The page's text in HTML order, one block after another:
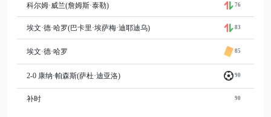
科尔姆·威兰(詹姆斯·泰勒) 76
埃文·德·哈罗(巴卡里·埃萨梅·迪耶迪乌) 83
埃文·德·哈罗 85
2-0 康纳·帕森斯(萨杜·迪亚洛) 90
补时 90